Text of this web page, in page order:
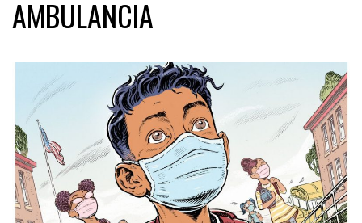
AMBULANCIA